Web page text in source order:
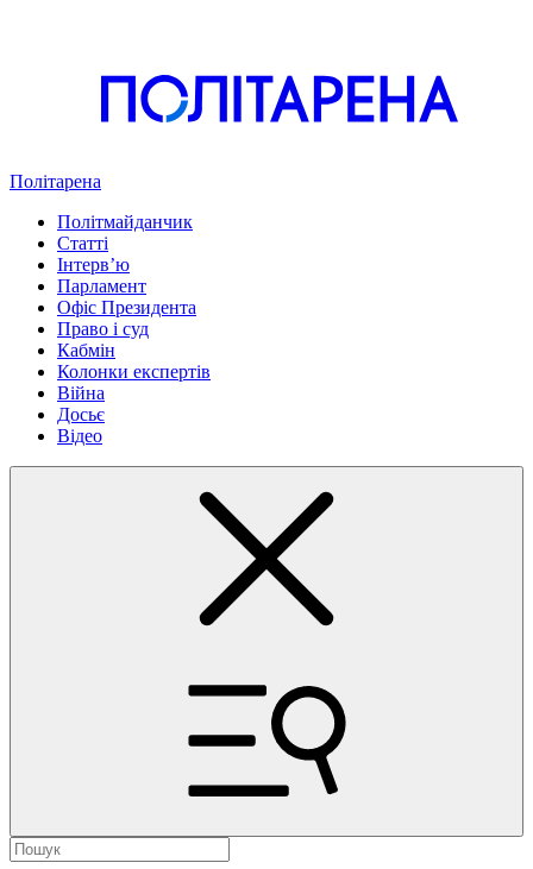
Політарена
Політмайданчик
Статті
Інтервʼю
Парламент
Офіс Президента
Право і суд
Кабмін
Колонки експертів
Війна
Досьє
Відео